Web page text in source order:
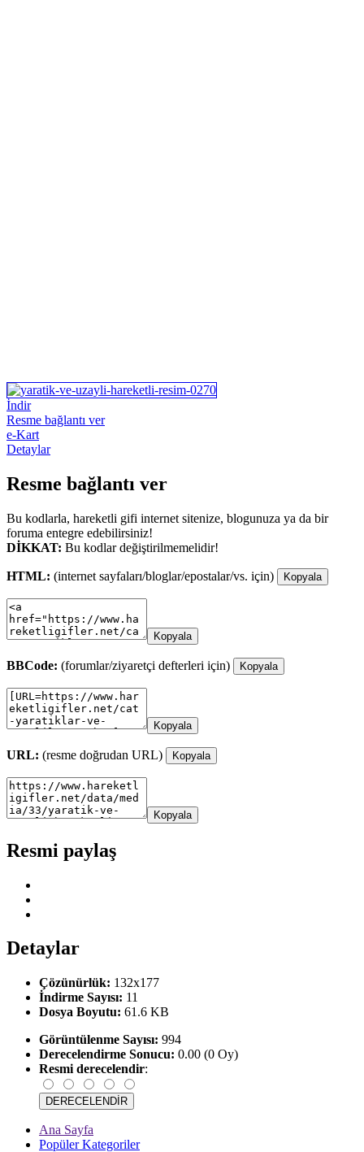
İndir
Resme bağlantı ver
e-Kart
Detaylar
Resme bağlantı ver
Bu kodlarla, hareketli gifi internet sitenize, blogunuza ya da bir
foruma entegre edebilirsiniz!
DİKKAT: Bu kodlar değiştirilmemelidir!
HTML: (internet sayfaları/bloglar/epostalar/vs. için) Kopyala
Kopyala
BBCode: (forumlar/ziyaretçi defterleri için) Kopyala
Kopyala
URL: (resme doğrudan URL) Kopyala
Kopyala
Resmi paylaş
Detaylar
Çözünürlük: 132x177
İndirme Sayısı: 11
Dosya Boyutu: 61.6 KB
Görüntülenme Sayısı: 994
Derecelendirme Sonucu: 0.00 (0 Oy)
Resmi derecelendir:
Ana Sayfa
Popüler Kategoriler